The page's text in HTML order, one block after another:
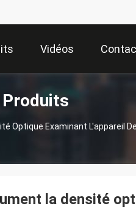
Vidéos
Produits
Optique Examinant L'appareil
la densité